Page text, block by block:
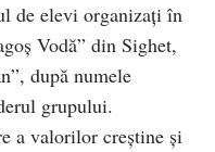
de elevi organizaţi în
Vodă” din Sighet,
după numele
grupului.
a valorilor creştine şi